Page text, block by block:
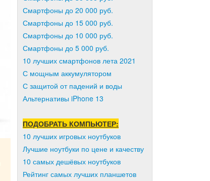
Смартфоны до 20 000 руб.
Смартфоны до 15 000 руб.
Смартфоны до 10 000 руб.
Смартфоны до 5 000 руб.
10 лучших смартфонов лета 2021
С мощным аккумулятором
С защитой от падений и воды
Альтернативы iPhone 13
ПОДОБРАТЬ КОМПЬЮТЕР:
10 лучших игровых ноутбуков
Лучшие ноутбуки по цене и качеству
10 самых дешёвых ноутбуков
Рейтинг самых лучших планшетов